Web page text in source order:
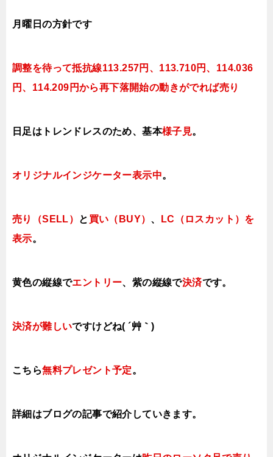
月曜日の方針です
調整を待って抵抗線113.257円、113.710円、114.036
円、114.209円から再下落開始の動きがでれば売り
日足はトレンドレスのため、基本様子見。
オリジナルインジケーター表示中。
売り（SELL） と 買い（BUY） 、
LC（ロスカット）を
表示。
黄色の縦線でエントリー、紫の縦線で決済です。
決済が難しいですけどね( ´艸｀)
こちら無料プレゼント予定。
詳細はブログの記事で紹介していきます。